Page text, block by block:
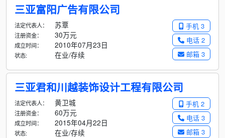
三亚富阳广告有限公司
手机 3
电话 2
邮箱 3
法定代表人： 苏覃
注册资金： 30万元
成立时间： 2010年07月23日
状态: 在业/存续
三亚君和川越装饰设计工程有限公司
手机 2
电话 3
邮箱 3
法定代表人： 黄卫城
注册资金： 60万元
成立时间： 2015年04月22日
状态: 在业/存续